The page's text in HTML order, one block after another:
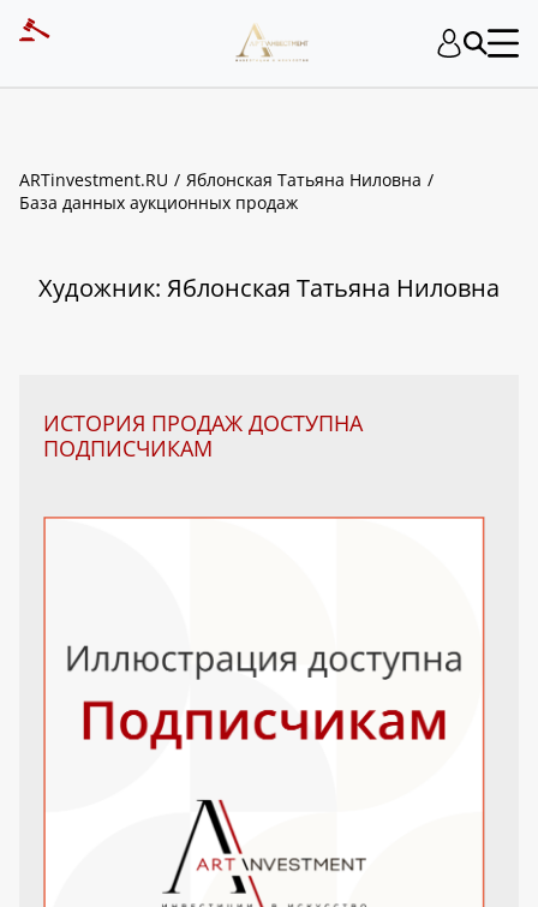
ARTinvestment.RU
Яблонская Татьяна Ниловна
База данных аукционных продаж
Художник: Яблонская Татьяна Ниловна
ИСТОРИЯ ПРОДАЖ ДОСТУПНА
ПОДПИСЧИКАМ